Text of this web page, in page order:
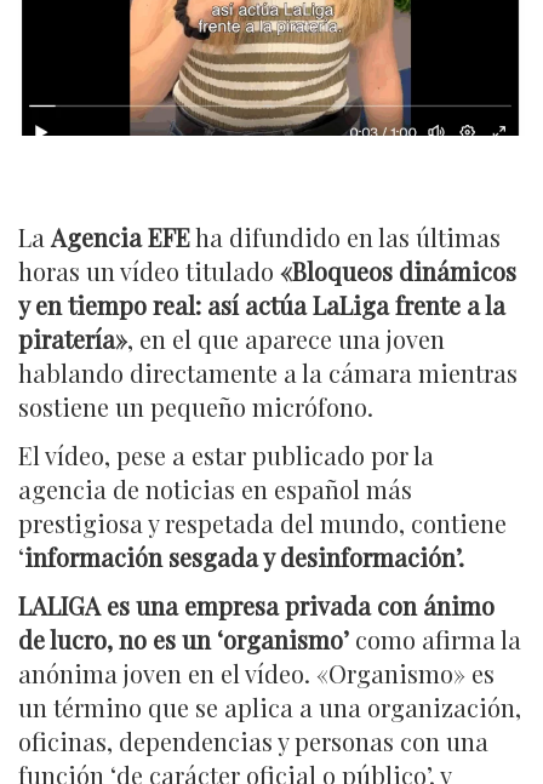
La Agencia EFEha difundido en las últimas
horas un vídeo titulado «Bloqueos dinámicos
y en tiempo real: así actúa LaLiga frente a la
piratería», en el que aparece una joven
hablando directamente a la cámara mientras
sostiene un pequeño micrófono.
El vídeo, pese a estar publicado por la
agencia de noticias en español más
prestigiosa y respetada del mundo, contiene
‘información sesgada y desinformación’.
LALIGA es una empresa privada con ánimo
de lucro, no es un ‘organismo’ como afirma la
anónima joven en el vídeo. «Organismo» es
un término que se aplica a una organización,
oficinas, dependencias y personas con una
función ‘de carácter oficial o público’, y